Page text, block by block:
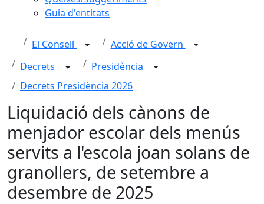
Guia d'entitats
El Consell
Acció de Govern
Decrets
Presidència
Decrets Presidència 2026
Liquidació dels cànons de
menjador escolar dels menús
servits a l'escola joan solans de
granollers, de setembre a
desembre de 2025